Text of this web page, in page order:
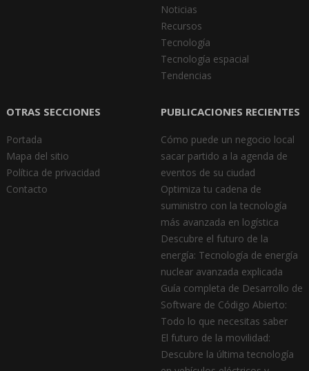
Noticias
Recursos
Tecnología
Tecnología espacial
Tendencias
OTRAS SECCIONES
Portada
Mapa del sitio
Política de privacidad
Contacto
PUBLICACIONES RECIENTES
Cómo puede un negocio local
sacar partido a la agenda de
eventos de su ciudad
Optimiza tu cadena de
suministro con la tecnología
más avanzada en logística
Descubre el futuro de la
energía: Tecnología de energía
nuclear avanzada explicada
Guía completa de Desarrollo de
Software de Código Abierto:
Todo lo que necesitas saber
El futuro de la movilidad:
Descubre la última tecnología